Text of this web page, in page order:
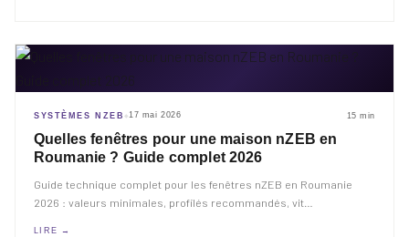
SYSTÈMES NZEB ◆17 mai 2026 15 min
Quelles fenêtres pour une maison nZEB en
Roumanie ? Guide complet 2026
Guide technique complet pour les fenêtres nZEB en Roumanie
2026 : valeurs minimales, profilés recommandés, vit
LIRE →